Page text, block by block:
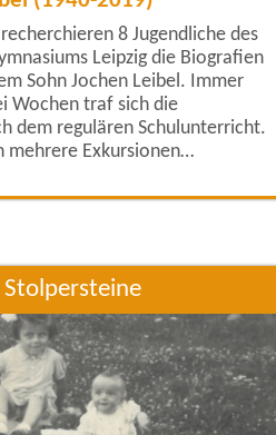
8 Jugendliche des
Leipzig die Biografien
Sohn Jochen Leibel. Immer
Wochen traf sich die
dem regulären Schulunterricht.
mehrere Exkursionen
in Leipzig gemacht und war im
Stolpersteine